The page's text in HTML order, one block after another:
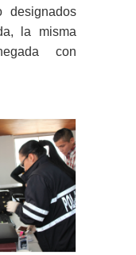
designados
la misma
con